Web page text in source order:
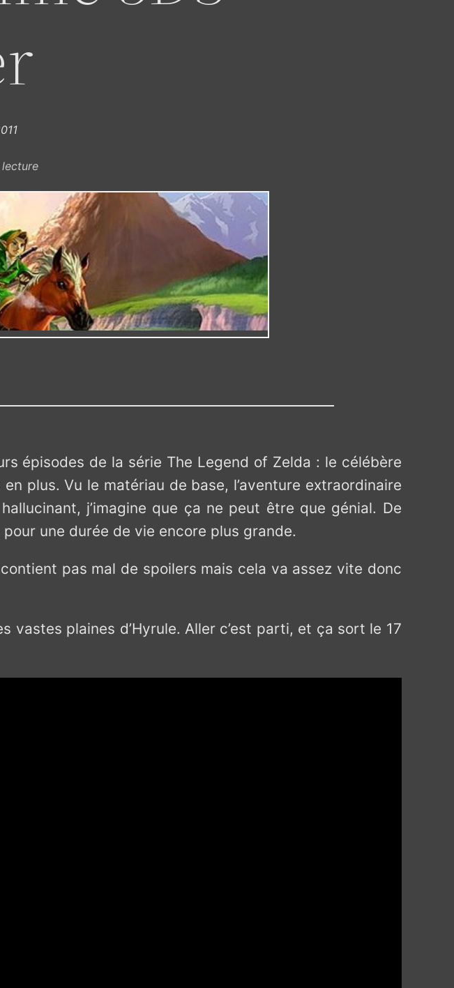
épisodes de la série The Legend of Zelda : le célébère
plus. Vu le matériau de base, l’aventure extraordinaire
j’imagine que ça ne peut être que génial. De
une durée de vie encore plus grande.
pas mal de spoilers mais cela va assez vite donc
plaines d’Hyrule. Aller c’est parti, et ça sort le 17